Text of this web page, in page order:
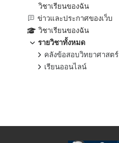
วิชาเรียนของฉัน
ข่าวและประกาศของเว็บ
วิชาเรียนของฉัน
รายวิชาทั้งหมด
คลังข้อสอบวิทยาศาสตร์
เรียนออนไลน์